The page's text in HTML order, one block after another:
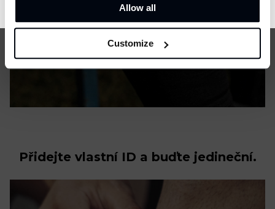
Allow all
Customize
Přidejte vlastní ID a buďte jedineční.